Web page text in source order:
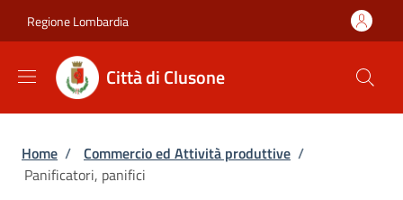
Regione Lombardia
Città di Clusone
Briciole di pane
Home / Commercio ed Attività produttive /
Panificatori, panifici